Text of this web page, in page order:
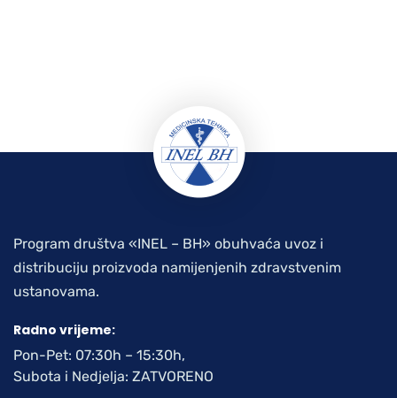
Program društva «INEL – BH» obuhvaća uvoz i
distribuciju proizvoda namijenjenih zdravstvenim
ustanovama.
Radno vrijeme:
Pon-Pet: 07:30h – 15:30h,
Subota i Nedjelja: ZATVORENO